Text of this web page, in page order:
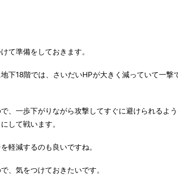
て準備をしておきます。
下18階では、さいだいHPが大きく減っていて一撃
、一歩下がりながら攻撃してすぐに避けられるよ
して戦います。
軽減するのも良いですね。
、気をつけておきたいです。